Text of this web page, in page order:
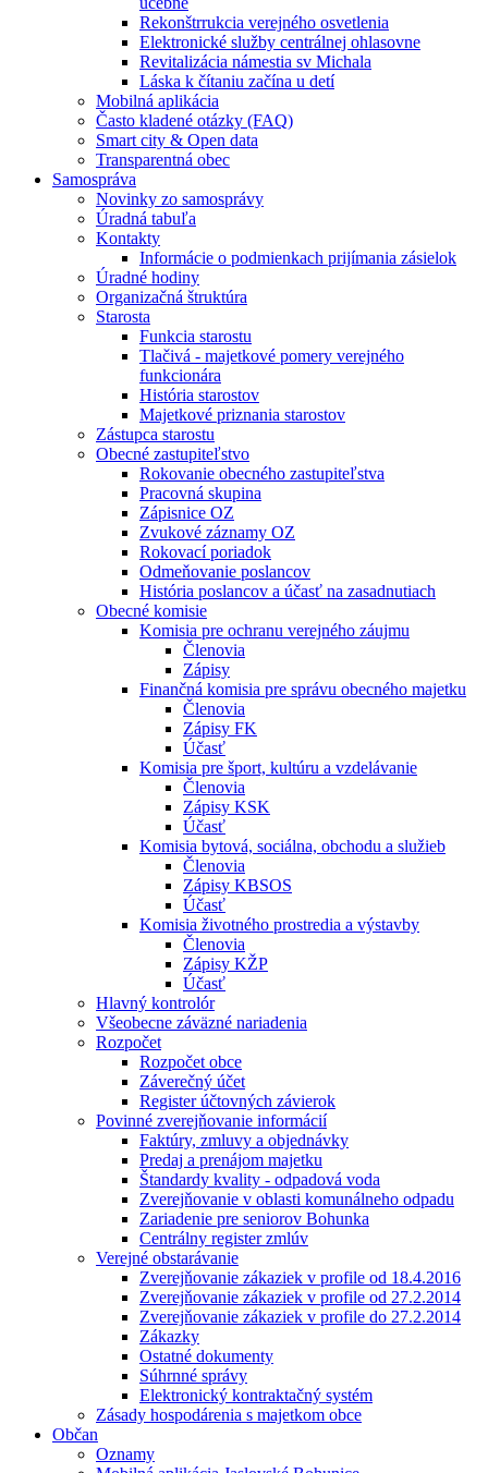
Rekonštrrukcia verejného osvetlenia
Elektronické služby centrálnej ohlasovne
Revitalizácia námestia sv Michala
Láska k čítaniu začína u detí
Mobilná aplikácia
Často kladené otázky (FAQ)
Smart city & Open data
Transparentná obec
Samospráva
Novinky zo samosprávy
Úradná tabuľa
Kontakty
Informácie o podmienkach prijímania zásielok
Úradné hodiny
Organizačná štruktúra
Starosta
Funkcia starostu
Tlačivá - majetkové pomery verejného
funkcionára
História starostov
Majetkové priznania starostov
Zástupca starostu
Obecné zastupiteľstvo
Rokovanie obecného zastupiteľstva
Pracovná skupina
Zápisnice OZ
Zvukové záznamy OZ
Rokovací poriadok
Odmeňovanie poslancov
História poslancov a účasť na zasadnutiach
Obecné komisie
Komisia pre ochranu verejného záujmu
Členovia
Zápisy
Finančná komisia pre správu obecného majetku
Členovia
Zápisy FK
Účasť
Komisia pre šport, kultúru a vzdelávanie
Členovia
Zápisy KSK
Účasť
Komisia bytová, sociálna, obchodu a služieb
Členovia
Zápisy KBSOS
Účasť
Komisia životného prostredia a výstavby
Členovia
Zápisy KŽP
Účasť
Hlavný kontrolór
Všeobecne záväzné nariadenia
Rozpočet
Rozpočet obce
Záverečný účet
Register účtovných závierok
Povinné zverejňovanie informácií
Faktúry, zmluvy a objednávky
Predaj a prenájom majetku
Štandardy kvality - odpadová voda
Zverejňovanie v oblasti komunálneho odpadu
Zariadenie pre seniorov Bohunka
Centrálny register zmlúv
Verejné obstarávanie
Zverejňovanie zákaziek v profile od 18.4.2016
Zverejňovanie zákaziek v profile od 27.2.2014
Zverejňovanie zákaziek v profile do 27.2.2014
Zákazky
Ostatné dokumenty
Súhrnné správy
Elektronický kontraktačný systém
Zásady hospodárenia s majetkom obce
Občan
Oznamy